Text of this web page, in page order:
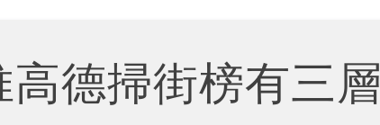
德掃街榜有三層